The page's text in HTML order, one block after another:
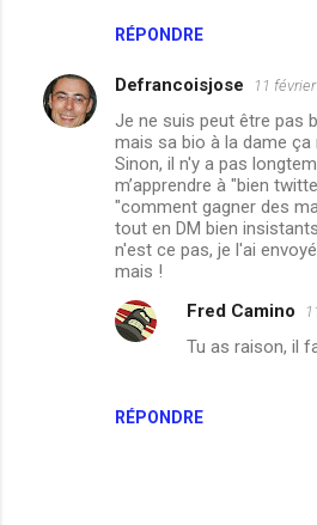
RÉPONDRE
Defrancoisjose 11
Je ne suis peut être pas
mais sa bio à la dame ça
Sinon, il n'y a pas
m’apprendre à "bien
"comment gagner des
tout en DM bien
n'est ce pas, je l'ai
mais !
RÉPONDRE
Fred Camino
Tu as raison, il